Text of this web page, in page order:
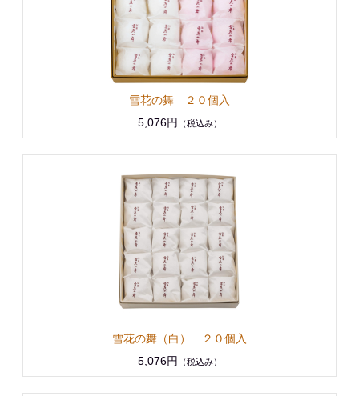
雪花の舞 ２０個入
5,076円
（税込み）
雪花の舞（白） ２０個入
5,076円
（税込み）